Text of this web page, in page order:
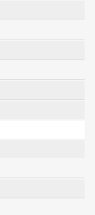
są na
się do czasu
są w celu
okres
przez
a w przypadku
i rozliczeniu
dane
okres wynikający z